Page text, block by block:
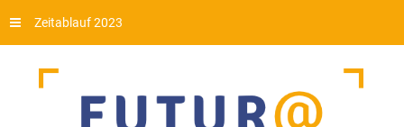
Zeitablauf 2023